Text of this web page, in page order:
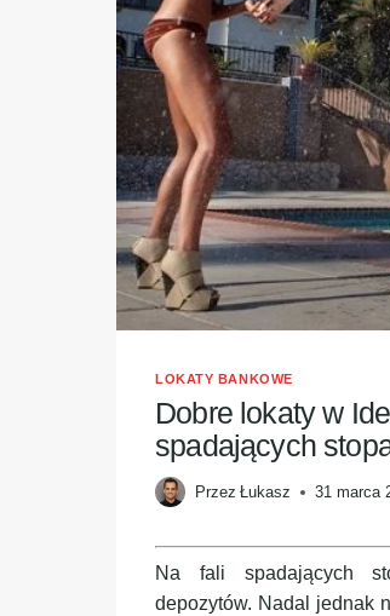
LOKATY BANKOWE
Dobre lokaty w
spadających
Przez Łukasz 31 marca
Na fali spadających
depozytów. Nadal jednak